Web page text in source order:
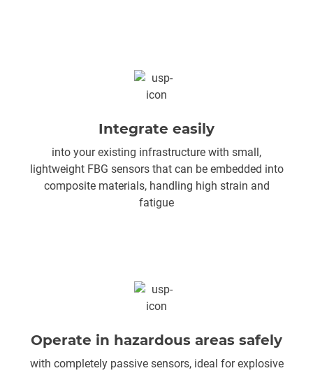
Integrate easily
into your existing infrastructure with small,
lightweight FBG sensors that can be embedded into
composite materials, handling high strain and
fatigue
Operate in hazardous areas safely
with completely passive sensors, ideal for explosive